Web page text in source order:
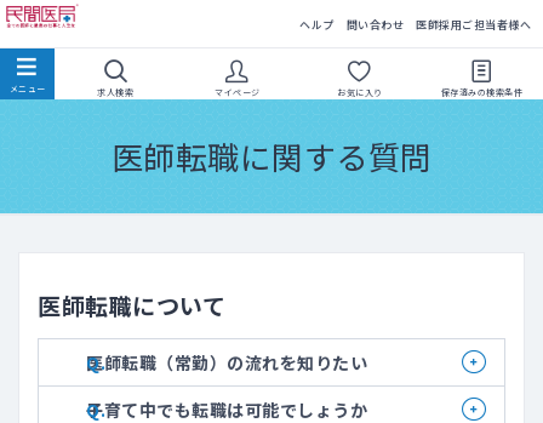
ヘルプ 問い合わせ 医師採用ご担当者様へ
求人検索 マイページ お気に入り 保存済みの検索条件
医師転職に関する質問
医師転職について
医師転職（常勤）の流れを知りたい
子育て中でも転職は可能でしょうか